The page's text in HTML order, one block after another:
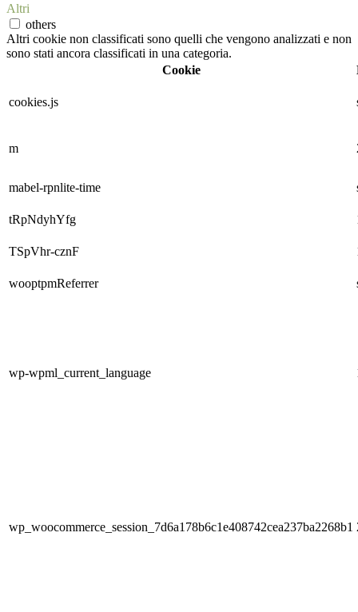
Altri
others
Altri cookie non classificati sono quelli che vengono analizzati e non
sono stati ancora classificati in una categoria.
Cookie
cookies.js
m
mabel-rpnlite-time
tRpNdyhYfg
TSpVhr-cznF
wooptpmReferrer
wp-wpml_current_language
wp_woocommerce_session_7d6a178b6c1e408742cea237ba2268b1